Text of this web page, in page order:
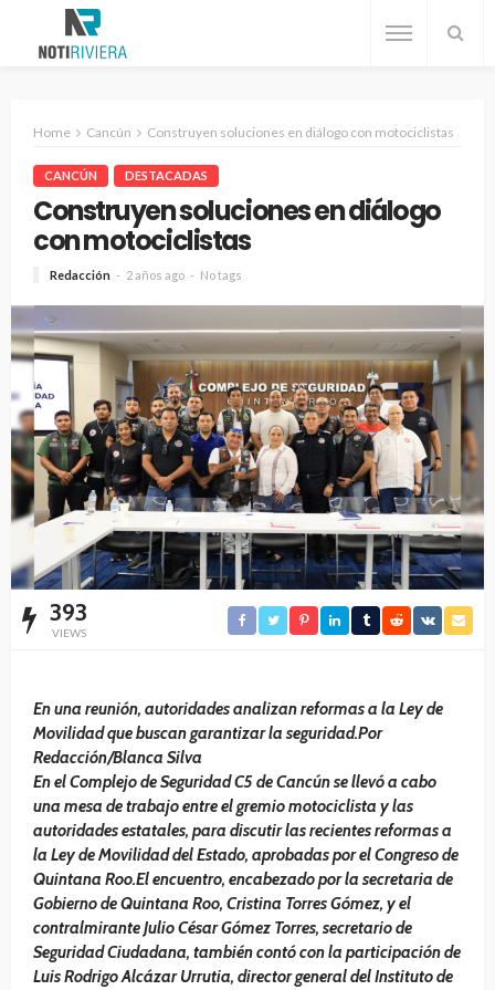
Home Cancún Construyen soluciones en diálogo con motociclistas
CANCÚN DESTACADAS
Construyen soluciones en diálogo
con motociclistas
Redacción 2 años ago No tags
393
VIEWS
En una reunión, autoridades analizan reformas a la Ley de
Movilidad que buscan garantizar la seguridad.Por
Redacción/Blanca Silva
En el Complejo de Seguridad C5 de Cancún se llevó a cabo
una mesa de trabajo entre el gremio motociclista y las
autoridades estatales, para discutir las recientes reformas a
la Ley de Movilidad del Estado, aprobadas por el Congreso de
Quintana Roo.El encuentro, encabezado por la secretaria de
Gobierno de Quintana Roo, Cristina Torres Gómez, y el
contralmirante Julio César Gómez Torres, secretario de
Seguridad Ciudadana, también contó con la participación de
Luis Rodrigo Alcázar Urrutia, director general del Instituto de